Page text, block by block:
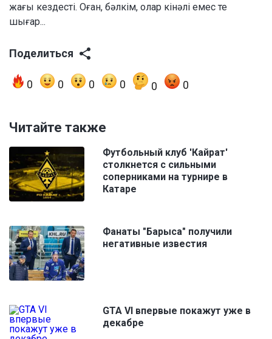
жағы кездесті. Оған, бәлкім, олар кінәлі емес те
шығар...
Поделиться
0 0 0 0 0 0
Читайте также
Футбольный клуб 'Кайрат'
столкнется с сильными
соперниками на турнире в
Катаре
Фанаты "Барыса" получили
негативные известия
GTA VI впервые покажут уже в
декабре